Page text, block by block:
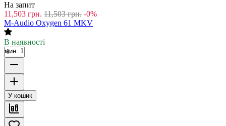
На запит
11,503 грн. 11,503 грн. -0%
M-Audio Oxygen 61 MKV
В наявності
мин. 1
У кошик